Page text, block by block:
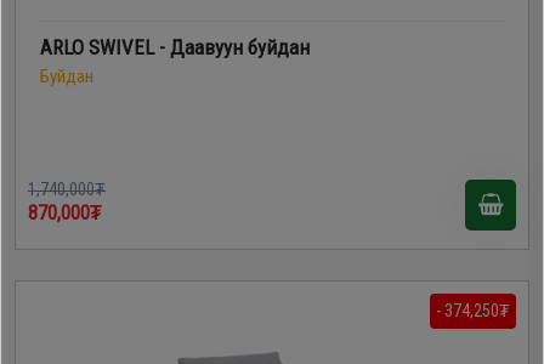
ARLO SWIVEL - Даавуун буйдан
Буйдан
1,740,000₮
870,000₮
- 374,250₮